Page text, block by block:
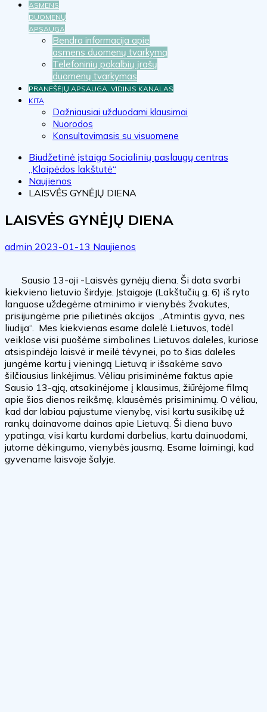
ASMENS
DUOMENŲ
APSAUGA
Bendra informacija apie
asmens duomenų tvarkymą
Telefoninių pokalbių įrašų
duomenų tvarkymas
PRANEŠĖJŲ APSAUGA. VIDINIS KANALAS
KITA
Dažniausiai užduodami klausimai
Nuorodos
Konsultavimasis su visuomene
Biudžetinė įstaiga Socialinių paslaugų centras
„Klaipėdos lakštutė“
Naujienos
LAISVĖS GYNĖJŲ DIENA
LAISVĖS GYNĖJŲ DIENA
admin 2023-01-13 Naujienos
Sausio 13-oji -Laisvės gynėjų diena. Ši data svarbi
kiekvieno lietuvio širdyje. Įstaigoje (Lakštučių g. 6) iš ryto
languose uždegėme atminimo ir vienybės žvakutes,
prisijungėme prie pilietinės akcijos „Atmintis gyva, nes
liudija“. Mes kiekvienas esame dalelė Lietuvos, todėl
veiklose visi puošėme simbolines Lietuvos daleles, kuriose
atsispindėjo laisvė ir meilė tėvynei, po to šias daleles
jungėme kartu į vieningą Lietuvą ir išsakėme savo
šilčiausius linkėjimus. Vėliau prisiminėme faktus apie
Sausio 13-ąją, atsakinėjome į klausimus, žiūrėjome filmą
apie šios dienos reikšmę, klausėmės prisiminimų. O vėliau,
kad dar labiau pajustume vienybę, visi kartu susikibę už
rankų dainavome dainas apie Lietuvą. Ši diena buvo
ypatinga, visi kartu kurdami darbelius, kartu dainuodami,
jutome dėkingumo, vienybės jausmą. Esame laimingi, kad
gyvename laisvoje šalyje.